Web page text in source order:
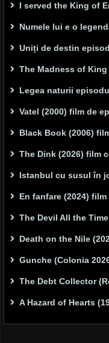
I served the King of
Numele lui e o
Uniți de destin
The Madness of
Legea naturii
Vatel (2000) film de
Black Book (2006)
The Dink (2026) film
Istanbul cu susul în
En fanfare (2024)
The Devil All the
Death on the Nile
Gunche (Colonia
The Debt Collector
A Hazard of Hearts